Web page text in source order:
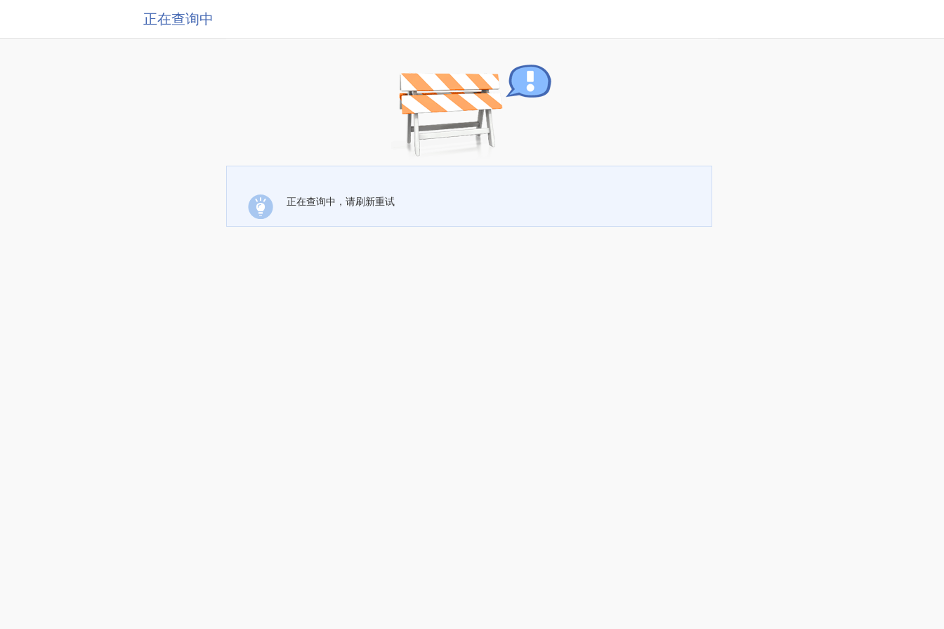
正在查询中
正在查询中，请刷新重试